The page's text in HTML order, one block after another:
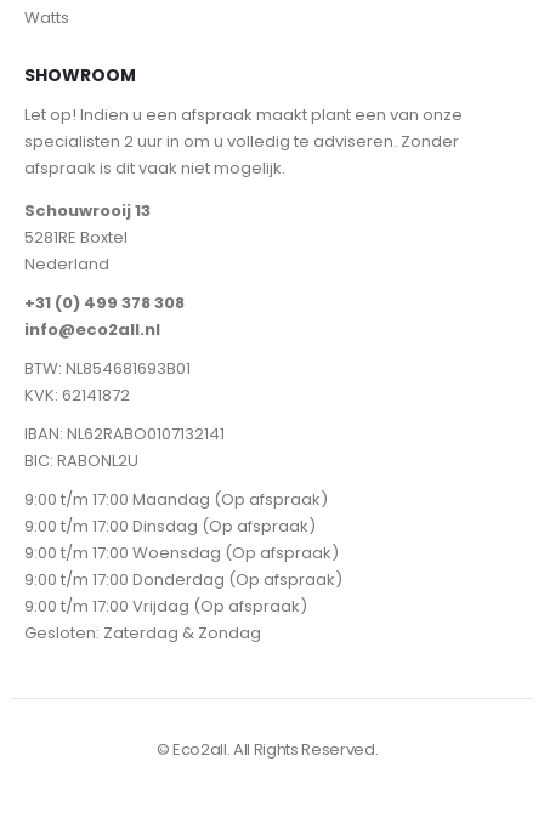
Watts
SHOWROOM
Let op! Indien u een afspraak maakt plant een van onze
specialisten 2 uur in om u volledig te adviseren. Zonder
afspraak is dit vaak niet mogelijk.
Schouwrooij 13
5281RE Boxtel
Nederland
+31 (0) 499 378 308
info@eco2all.nl
BTW: NL854681693B01
KVK: 62141872
IBAN: NL62RABO0107132141
BIC: RABONL2U
9:00 t/m 17:00 Maandag (Op afspraak)
9:00 t/m 17:00 Dinsdag (Op afspraak)
9:00 t/m 17:00 Woensdag (Op afspraak)
9:00 t/m 17:00 Donderdag (Op afspraak)
9:00 t/m 17:00 Vrijdag (Op afspraak)
Gesloten: Zaterdag & Zondag
© Eco2all. All Rights Reserved.